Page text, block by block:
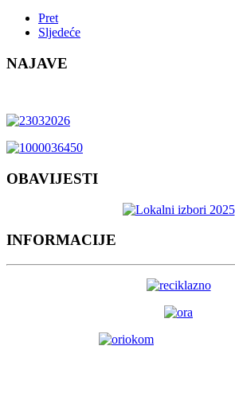
Pret
Sljedeće
NAJAVE
OBAVIJESTI
INFORMACIJE